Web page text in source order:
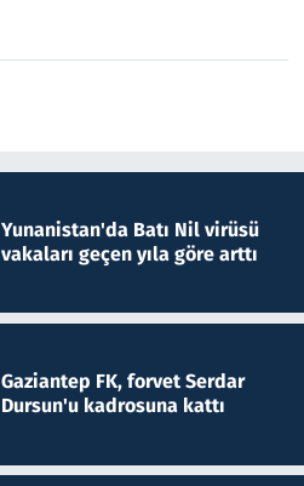
Yunanistan'da Batı Nil virüsü
vakaları geçen yıla göre arttı
Gaziantep FK, forvet Serdar
Dursun'u kadrosuna kattı